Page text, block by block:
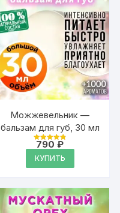
Можжевельник —
бальзам для губ, 30 мл
Оценка
из 5
790₽
КУПИТЬ